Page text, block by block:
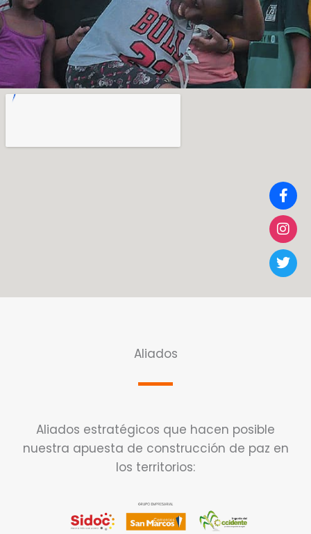
Aliados
Aliados estratégicos que hacen posible
nuestra apuesta de construcción de paz en
los territorios: